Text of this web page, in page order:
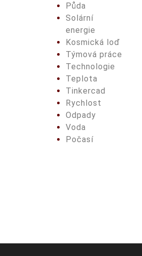
Půda
Solární
energie
Kosmická loď
Týmová práce
Technologie
Teplota
Tinkercad
Rychlost
Odpady
Voda
Počasí